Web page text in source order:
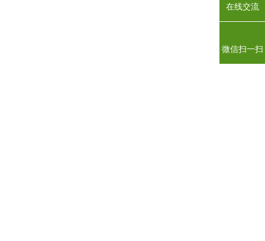
在线交流
微信扫一扫